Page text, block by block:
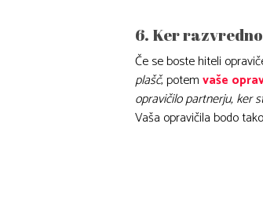
6. Ker
Če se boste hiteli
plašč, potemvaše
opravičilo partnerju, ker
Vaša opravičila bodo